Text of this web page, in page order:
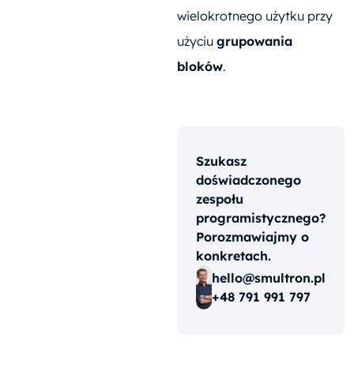
wielokrotnego użytku przy
użyciu grupowania
bloków.
Szukasz
doświadczonego
zespołu
programistycznego?
Porozmawiajmy o
konkretach.
hello@smultron.pl
+48 791 991 797